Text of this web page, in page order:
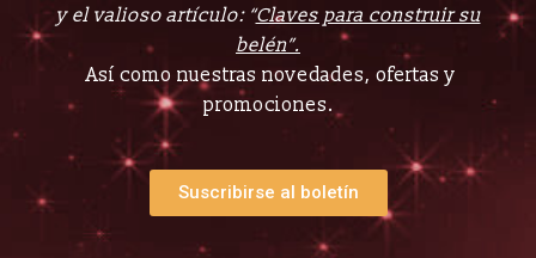
y el valioso artículo: “Claves para construir su
belén”.
Así como nuestras novedades, ofertas y
promociones.
Suscribirse al boletín